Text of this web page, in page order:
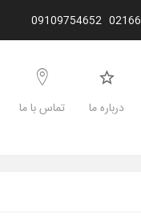
09109754652
درباره ما تماس با ما